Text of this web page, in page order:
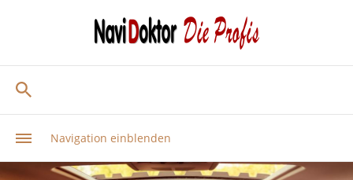
Navigation einblenden